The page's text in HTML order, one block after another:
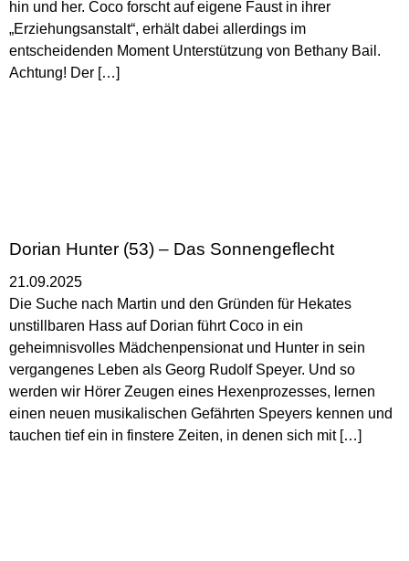
hin und her. Coco forscht auf eigene Faust in ihrer
„Erziehungsanstalt“, erhält dabei allerdings im
entscheidenden Moment Unterstützung von Bethany Bail.
Achtung! Der […]
Dorian Hunter (53) – Das Sonnengeflecht
21.09.2025
Die Suche nach Martin und den Gründen für Hekates
unstillbaren Hass auf Dorian führt Coco in ein
geheimnisvolles Mädchenpensionat und Hunter in sein
vergangenes Leben als Georg Rudolf Speyer. Und so
werden wir Hörer Zeugen eines Hexenprozesses, lernen
einen neuen musikalischen Gefährten Speyers kennen und
tauchen tief ein in finstere Zeiten, in denen sich mit […]